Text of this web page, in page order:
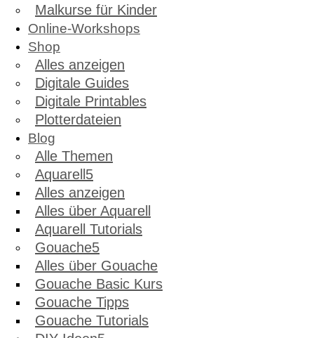
Malkurse für Kinder
Online-Workshops
Shop
Alles anzeigen
Digitale Guides
Digitale Printables
Plotterdateien
Blog
Alle Themen
Aquarell
Alles anzeigen
Alles über Aquarell
Aquarell Tutorials
Gouache
Alles über Gouache
Gouache Basic Kurs
Gouache Tipps
Gouache Tutorials